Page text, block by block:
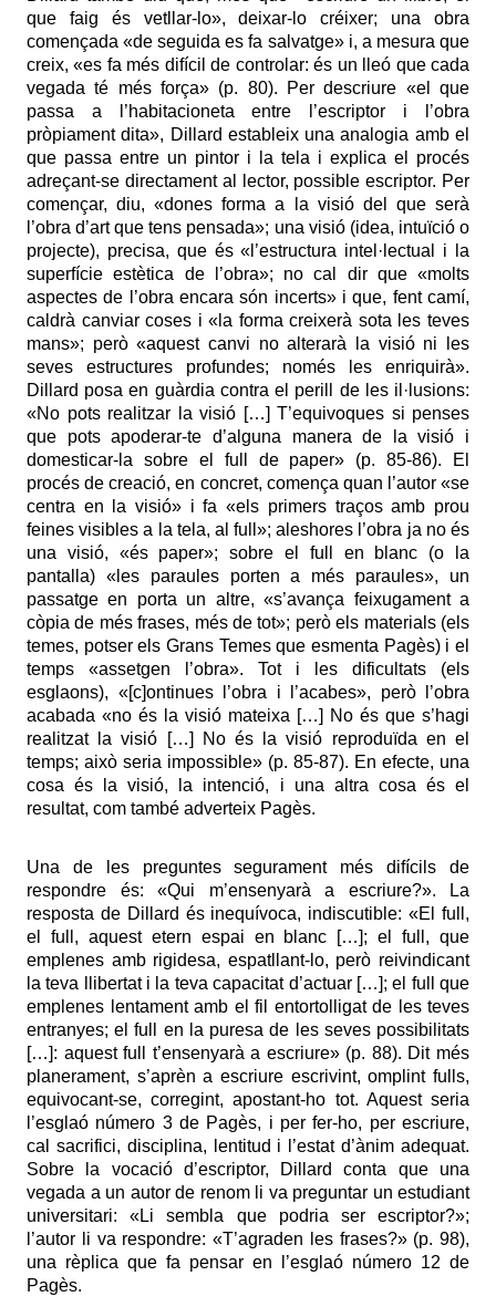
que faig és vetllar-lo», deixar-lo créixer; una obra
començada «de seguida es fa salvatge» i, a mesura que
creix, «es fa més difícil de controlar: és un lleó que cada
vegada té més força» (p. 80). Per descriure «el que
passa a l’habitacioneta entre l’escriptor i l’obra
pròpiament dita», Dillard estableix una analogia amb el
que passa entre un pintor i la tela i explica el procés
adreçant-se directament al lector, possible escriptor. Per
començar, diu, «dones forma a la visió del que serà
l’obra d’art que tens pensada»; una visió (idea, intuïció o
projecte), precisa, que és «l’estructura intel·lectual i la
superfície estètica de l’obra»; no cal dir que «molts
aspectes de l’obra encara són incerts» i que, fent camí,
caldrà canviar coses i «la forma creixerà sota les teves
mans»; però «aquest canvi no alterarà la visió ni les
seves estructures profundes; només les enriquirà».
Dillard posa en guàrdia contra el perill de les il·lusions:
«No pots realitzar la visió […] T’equivoques si penses
que pots apoderar-te d’alguna manera de la visió i
domesticar-la sobre el full de paper» (p. 85-86). El
procés de creació, en concret, comença quan l’autor «se
centra en la visió» i fa «els primers traços amb prou
feines visibles a la tela, al full»; aleshores l’obra ja no és
una visió, «és paper»; sobre el full en blanc (o la
pantalla) «les paraules porten a més paraules», un
passatge en porta un altre, «s’avança feixugament a
còpia de més frases, més de tot»; però els materials (els
temes, potser els Grans Temes que esmenta Pagès) i el
temps «assetgen l’obra». Tot i les dificultats (els
esglaons), «[c]ontinues l’obra i l’acabes», però l’obra
acabada «no és la visió mateixa […] No és que s’hagi
realitzat la visió […] No és la visió reproduïda en el
temps; això seria impossible» (p. 85-87). En efecte, una
cosa és la visió, la intenció, i una altra cosa és el
resultat, com també adverteix Pagès.
Una de les preguntes segurament més difícils de
respondre és: «Qui m’ensenyarà a escriure?». La
resposta de Dillard és inequívoca, indiscutible: «El full,
el full, aquest etern espai en blanc […]; el full, que
emplenes amb rigidesa, espatllant-lo, però reivindicant
la teva llibertat i la teva capacitat d’actuar […]; el full que
emplenes lentament amb el fil entortolligat de les teves
entranyes; el full en la puresa de les seves possibilitats
[…]: aquest full t’ensenyarà a escriure» (p. 88). Dit més
planerament, s’aprèn a escriure escrivint, omplint fulls,
equivocant-se, corregint, apostant-ho tot. Aquest seria
l’esglaó número 3 de Pagès, i per fer-ho, per escriure,
cal sacrifici, disciplina, lentitud i l’estat d’ànim adequat.
Sobre la vocació d’escriptor, Dillard conta que una
vegada a un autor de renom li va preguntar un estudiant
universitari: «Li sembla que podria ser escriptor?»;
l’autor li va respondre: «T’agraden les frases?» (p. 98),
una rèplica que fa pensar en l’esglaó número 12 de
Pagès.